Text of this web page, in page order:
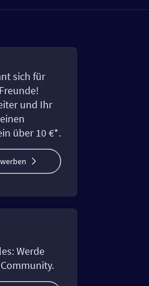
sich für
und Ihr
über 10 €*.
Werde